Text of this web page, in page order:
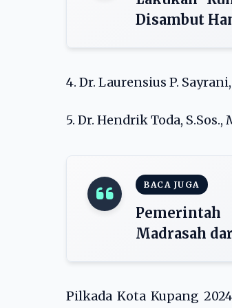
Disambut
4. Dr. Laurensius P.
5. Dr. Hendrik Toda, S.Sos.,
BACA JUGA
Madrasah
Pilkada Kota Kupang